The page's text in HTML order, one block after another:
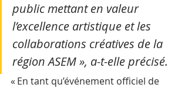
public mettant en valeur
l’excellence artistique et les
collaborations créatives de la
région ASEM », a-t-elle précisé.
« En tant qu’événement officiel de